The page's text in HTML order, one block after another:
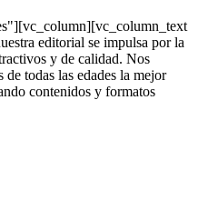
editorial se impulsa por la
y de calidad. Nos
todas las edades la mejor
contenidos y formatos